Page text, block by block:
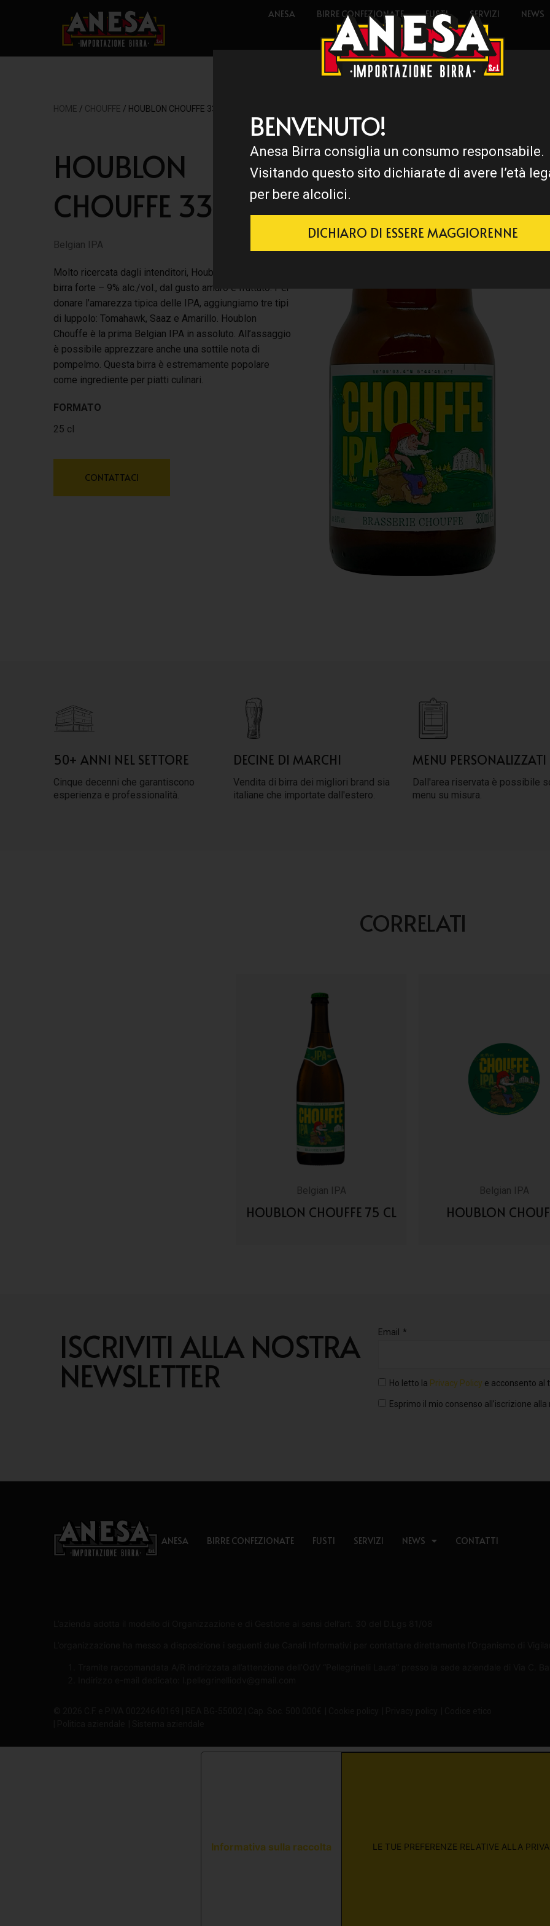
ANESA BIRRE CONFEZIONATE FUSTI SERVIZI NEWS
HOME / CHOUFFE / HOUBLON CHOUFFE 33 CL
HOUBLON
CHOUFFE 33 CL
Belgian IPA
Molto ricercata dagli intenditori, Houblon Chouffe è una
birra forte – 9% alc./vol., dal gusto amaro e fruttato. Per
donare l’amarezza tipica delle IPA, aggiungiamo tre tipi
di luppolo: Tomahawk, Saaz e Amarillo. Houblon
Chouffe è la prima Belgian IPA in assoluto. All’assaggio
è possibile apprezzare anche una sottile nota di
pompelmo. Questa birra è estremamente popolare
come ingrediente per piatti culinari.
FORMATO
25 cl
CONTATTACI
50+ ANNI NEL SETTORE
Cinque decenni che garantiscono
esperienza e professionalità.
DECINE DI MARCHI
Vendita di birra dei migliori brand sia
italiane che importate dall'estero.
MENU PERSONALIZZATI
Dall'area riservata è possibile
menu su misura.
CORRELATI
Belgian IPA
HOUBLON CHOUFFE 75 CL
Belgian IPA
HOUBLON
ISCRIVITI ALLA NOSTRA
NEWSLETTER
Email
Ho letto la Privacy Policy e acconsento al
Esprimo il mio consenso all’iscrizione
ANESA BIRRE CONFEZIONATE FUSTI SERVIZI NEWS CONTATTI
Informativa sulla raccolta LE TUE PREFERENZE RELATIVE ALLA
BENVENUTO!
Anesa Birra consiglia un consumo responsabile.
Visitando questo sito dichiarate di avere l’età
per bere alcolici.
DICHIARO DI ESSERE MAGGIORENNE